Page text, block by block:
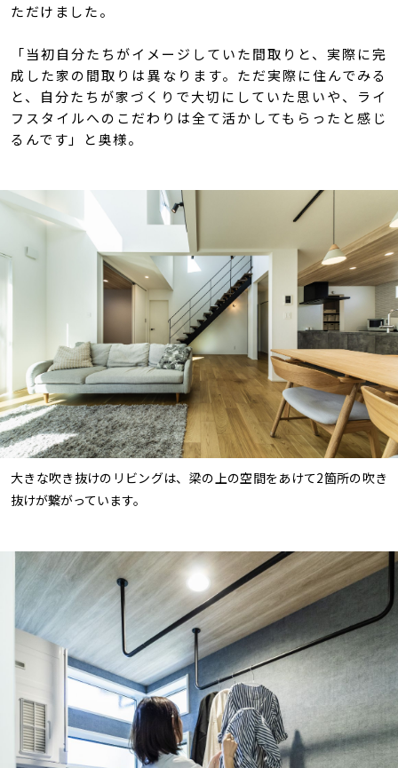
ただけました。
「当初自分たちがイメージしていた間取りと、実際に完
成した家の間取りは異なります。ただ実際に住んでみる
と、自分たちが家づくりで大切にしていた思いや、ライ
フスタイルへのこだわりは全て活かしてもらったと感じ
るんです」と奥様。
大きな吹き抜けのリビングは、梁の上の空間をあけて2箇所の吹き
抜けが繋がっています。